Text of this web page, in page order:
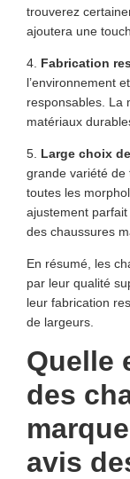
trouverez
ajoutera une
4. Fabrication
l’environnement
responsables. La
matériaux
5. Large choix
grande variété de
toutes les
ajustement
des chaussures
En résumé, les
par leur qualité
leur fabrication
de largeurs.
Quelle
des
avis